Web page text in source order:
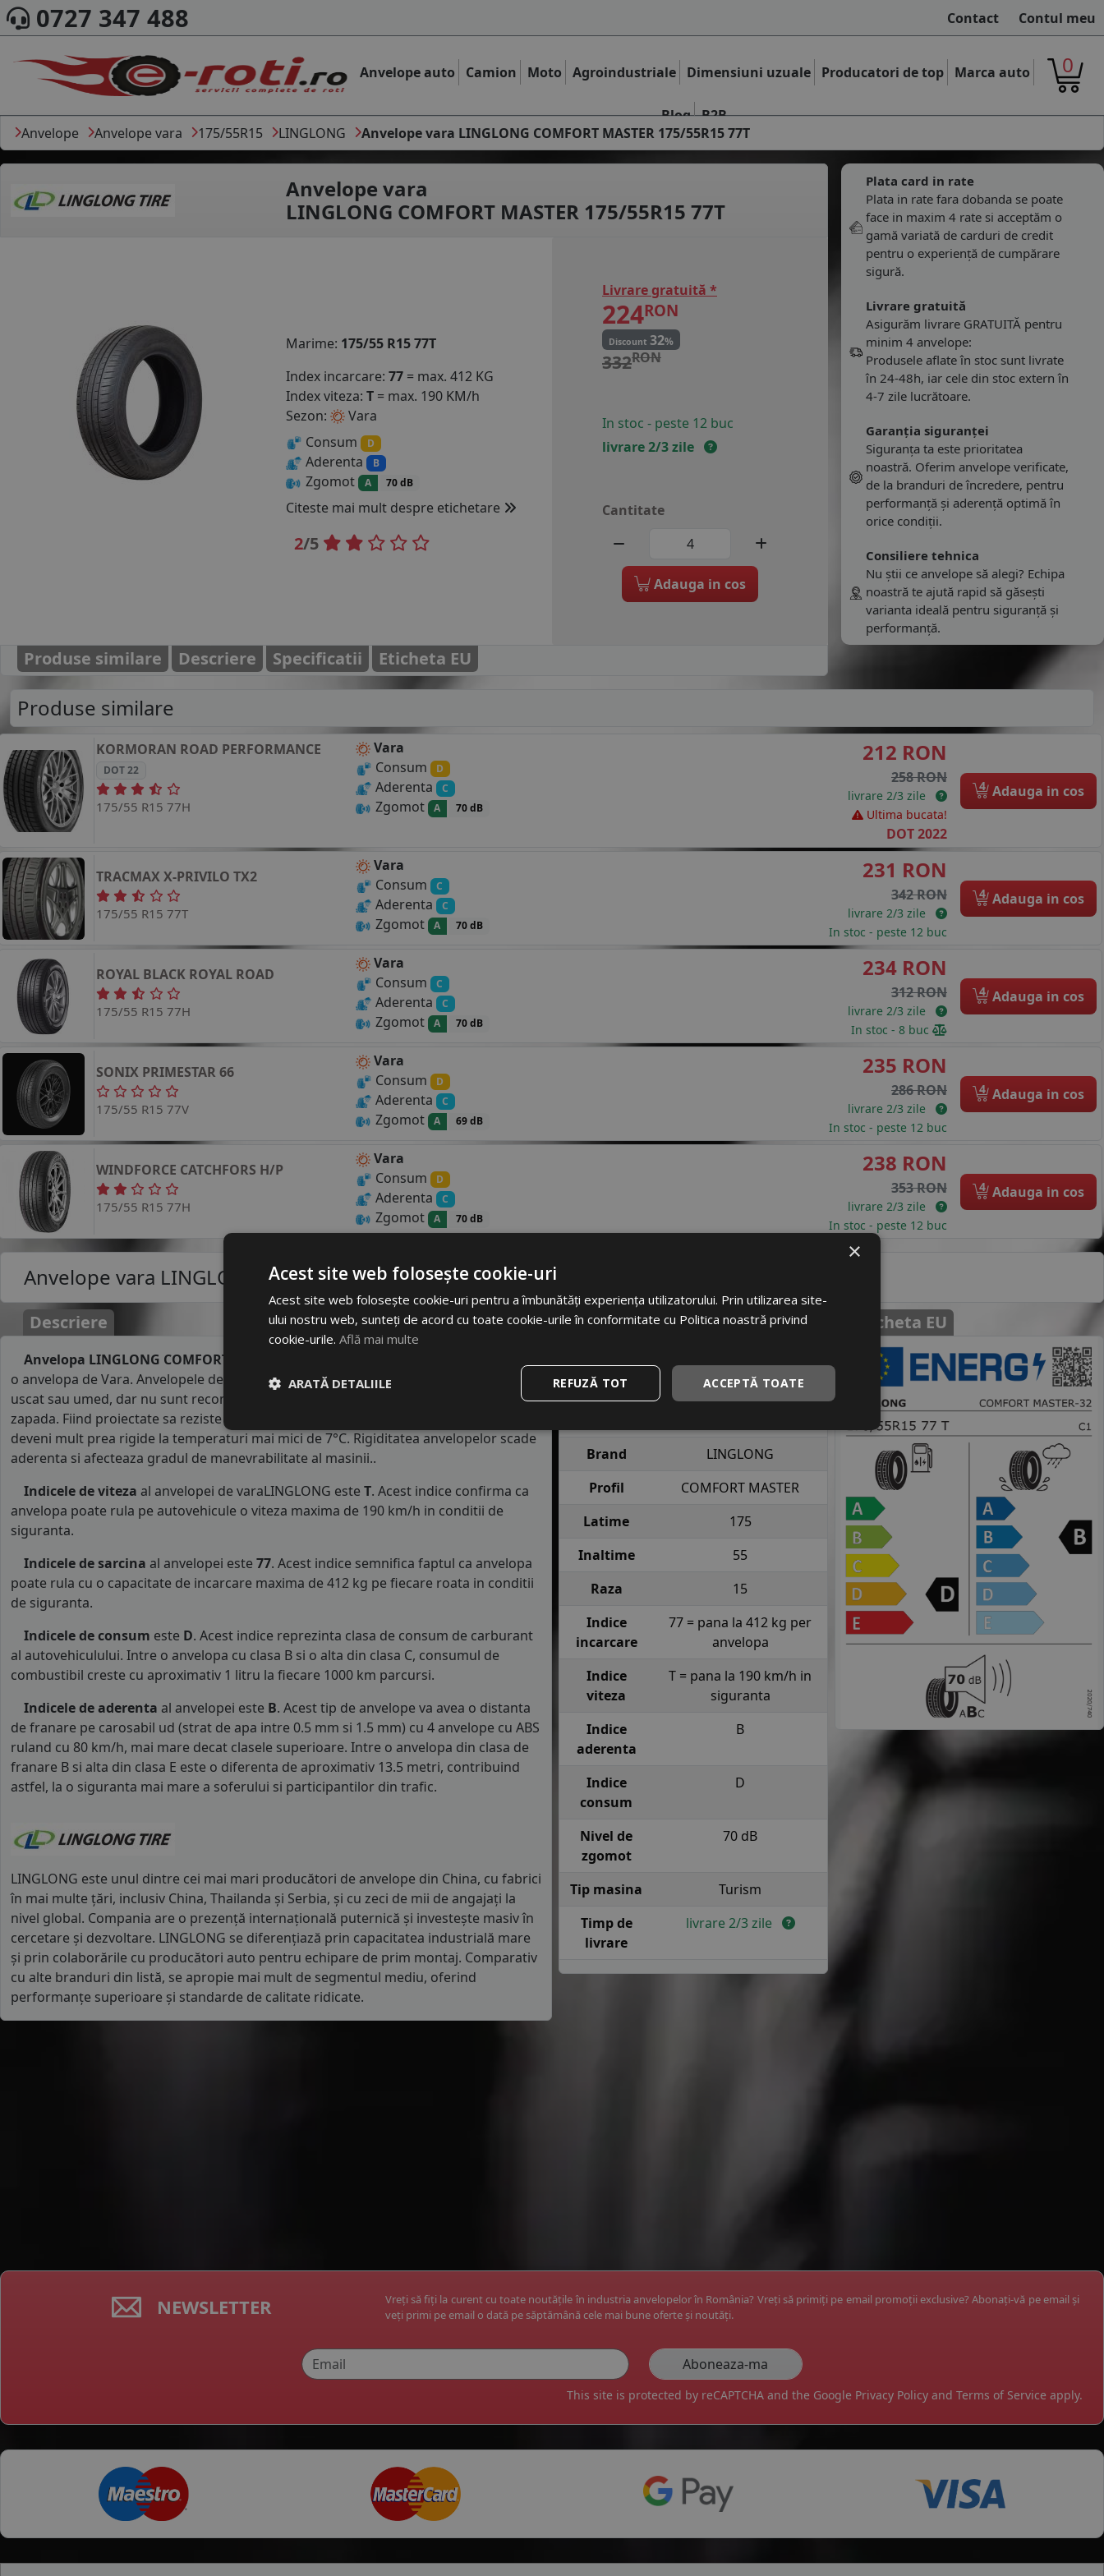
0727 347 488 Contact Contul meu
Anvelope auto Camion Moto Agroindustriale Dimensiuni uzuale Producatori de top Marca auto
Blog B2B
0
Anvelope Anvelope vara 175/55R15 LINGLONG Anvelope vara LINGLONG COMFORT MASTER 175/55R15 77T
Anvelope vara
LINGLONG COMFORT MASTER 175/55R15 77T
Marime: 175/55 R15 77T
Index incarcare: 77 = max. 412 KG
Index viteza: T = max. 190 KM/h
Sezon:
Vara
Consum
D
Aderenta B
Zgomot A 70 dB
Citeste mai mult despre etichetare
2/5
Livrare gratuită *
224RON
Discount 32%
332RON
In stoc - peste 12 buc
livrare 2/3 zile
Cantitate
Adauga in cos
Plata card in rate
Plata in rate fara dobanda se poate
face in maxim 4 rate si acceptăm o
gamă variată de carduri de credit
pentru o experiență de cumpărare
sigură.
Livrare gratuită
Asigurăm livrare GRATUITĂ pentru
minim 4 anvelope:
Produsele aflate în stoc sunt livrate
în 24-48h, iar cele din stoc extern în
4-7 zile lucrătoare.
Garanția siguranței
Siguranța ta este prioritatea
noastră. Oferim anvelope verificate,
de la branduri de încredere, pentru
performanță și aderență optimă în
orice condiții.
Consiliere tehnica
Nu știi ce anvelope să alegi? Echipa
noastră te ajută rapid să găsești
varianta ideală pentru siguranță și
performanță.
Produse similare Descriere Specificatii Eticheta EU
Produse similare
KORMORAN ROAD PERFORMANCE
DOT 22
175/55 R15 77H
Vara
Consum
D
Aderenta C
Zgomot A 70 dB
212 RON
258 RON
livrare 2/3 zile
Ultima bucata!
DOT 2022
4 Adauga in cos
TRACMAXX-PRIVILO TX2
175/55 R15 77T
Vara
Consum
C
Aderenta C
Zgomot A 70 dB
231 RON
342 RON
livrare 2/3 zile
In stoc - peste 12 buc
4 Adauga in cos
ROYAL BLACK ROYAL ROAD
175/55 R15 77H
Vara
Consum
C
Aderenta C
Zgomot A 70 dB
234 RON
312 RON
livrare 2/3 zile
In stoc - 8 buc
4 Adauga in cos
SONIX PRIMESTAR 66
175/55 R15 77V
Vara
Consum
D
Aderenta C
Zgomot A 69 dB
235 RON
286 RON
livrare 2/3 zile
In stoc - peste 12 buc
4 Adauga in cos
WINDFORCE CATCHFORS H/P
175/55 R15 77H
Vara
Consum
D
Aderenta C
Zgomot A 70 dB
238 RON
353 RON
livrare 2/3 zile
In stoc - peste 12 buc
4 Adauga in cos
Anvelope vara LINGLONG COMFORT MASTER 175/55R15 77T
Descriere
Anvelopa LINGLONG COMFORT MASTER 175/55R15 77T
o anvelopa de Vara. Anvelopele de vara au un comportament foarte bun pe asfalt
uscat sau umed, dar nu sunt recomandate pe carosabil acoperit de gheata sau
zapada. Fiind proiectate sa reziste la temperaturile ridicate din perioada verii, vor
deveni mult prea rigide la temperaturi mai mici de 7°C. Rigiditatea anvelopelor scade
aderenta si afecteaza gradul de manevrabilitate al masinii..
Indicele de viteza al anvelopei de varaLINGLONG este T. Acest indice confirma ca
anvelopa poate rula pe autovehicule o viteza maxima de 190 km/h in conditii de
siguranta.
Indicele de sarcina al anvelopei este 77. Acest indice semnifica faptul ca anvelopa
poate rula cu o capacitate de incarcare maxima de 412 kg pe fiecare roata in conditii
de siguranta.
Indicele de consum este D. Acest indice reprezinta clasa de consum de carburant
al autovehiculului. Intre o anvelopa cu clasa B si o alta din clasa C, consumul de
combustibil creste cu aproximativ 1 litru la fiecare 1000 km parcursi.
Indicele de aderenta al anvelopei este B. Acest tip de anvelope va avea o distanta
de franare pe carosabil ud (strat de apa intre 0.5 mm si 1.5 mm) cu 4 anvelope cu ABS
ruland cu 80 km/h, mai mare decat clasele superioare. Intre o anvelopa din clasa de
franare B si alta din clasa E este o diferenta de aproximativ 13.5 metri, contribuind
astfel, la o siguranta mai mare a soferului si participantilor din trafic.
LINGLONG este unul dintre cei mai mari producători de anvelope din China, cu fabrici
în mai multe țări, inclusiv China, Thailanda și Serbia, și cu zeci de mii de angajați la
nivel global. Compania are o prezență internațională puternică și investește masiv în
cercetare și dezvoltare. LINGLONG se diferențiază prin capacitatea industrială mare
și prin colaborările cu producători auto pentru echipare de prim montaj. Comparativ
cu alte branduri din listă, se apropie mai mult de segmentul mediu, oferind
performanțe superioare și standarde de calitate ridicate.
Specificatii
Cod produs
#14074406
Brand
LINGLONG
Profil
COMFORT MASTER
Latime
175
Inaltime
55
Raza
15
Indice
incarcare
77 = pana la 412 kg per
anvelopa
Indice
viteza
T = pana la 190 km/h in
siguranta
Indice
aderenta
B
Indice
consum
D
Nivel de
zgomot
70 dB
Tip masina
Turism
Timp de
livrare
livrare 2/3 zile
Eticheta EU
NEWSLETTER
Vreți să fiți la curent cu toate noutățile în industria anvelopelor în România? Vreți să primiți pe email promoții exclusive? Abonați-vă pe email și
veți primi pe email o dată pe săptămână cele mai bune oferte și noutăți.
This site is protected by reCAPTCHA and the Google Privacy Policy and Terms of Service apply.
×
Acest site web folosește cookie-uri
Acest site web folosește cookie-uri pentru a îmbunătăți experiența utilizatorului. Prin utilizarea site-
ului nostru web, sunteți de acord cu toate cookie-urile în conformitate cu Politica noastră privind
cookie-urile. Află mai multe
ACCEPTĂ TOATE
REFUZĂ TOT
ARATĂ DETALIILE